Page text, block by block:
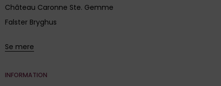
Château Caronne Ste. Gemme
Falster Bryghus
Se mere
INFORMATION